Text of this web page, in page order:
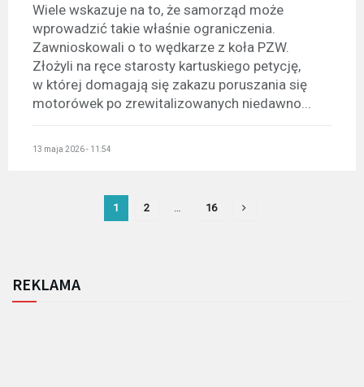
Wiele wskazuje na to, że samorząd może
wprowadzić takie właśnie ograniczenia.
Zawnioskowali o to wędkarze z koła PZW.
Złożyli na ręce starosty kartuskiego petycję,
w której domagają się zakazu poruszania się
motorówek po zrewitalizowanych niedawno...
13 maja 2026 - 11:54
1 2 … 16
REKLAMA